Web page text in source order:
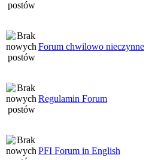
Forum chwilowo nieczynne
Regulamin Forum
PFI Forum in English